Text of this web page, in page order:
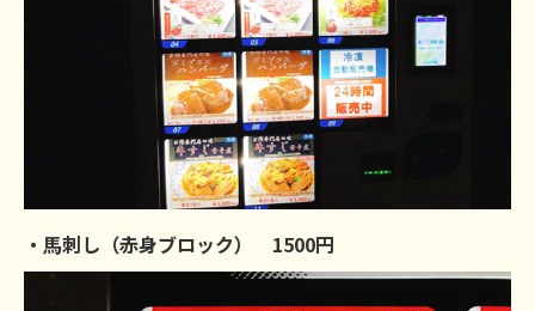
・馬刺し（赤身ブロック） 1500円